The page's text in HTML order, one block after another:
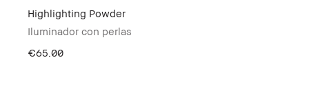
Highlighting Powder
Iluminador con perlas
€65.00